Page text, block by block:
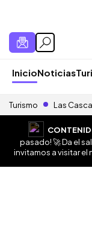
InicioNoticias
Turismo Las
pasado! 🚀 Da el
invitamos a visitar